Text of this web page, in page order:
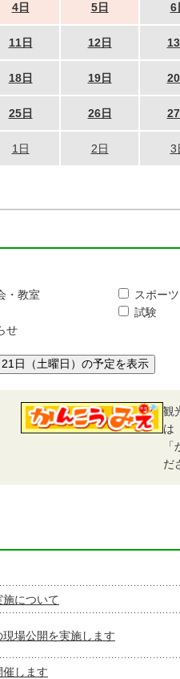
4日 5日 6
11日 12日
18日 19日
25日 26日
1日 2日 3
・教室
スポー
試験
せ
日（土曜日）の予定を表示
観
は
だ
について
場公開を実施します
します